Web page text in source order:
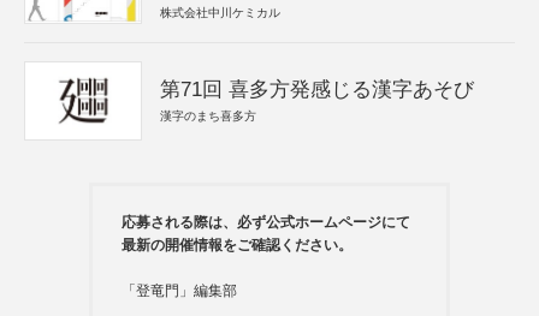
株式会社中川ケミカル
第71回 喜多方発感じる漢字あそび
漢字のまち喜多方
応募される際は、必ず公式ホームページにて
最新の開催情報をご確認ください。
「登竜門」編集部